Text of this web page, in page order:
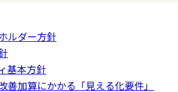
ルダー方針
基本方針
善加算にかかる「見える化要件」